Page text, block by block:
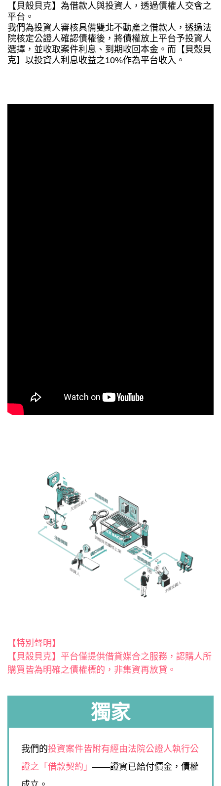
【貝殼貝克】為借款人與投資人，透過債權人交會之
平台。
我們為投資人審核具備雙北不動產之借款人，透過法
院核定公證人確認債權後，將債權放上平台予投資人
選擇，並收取案件利息、到期收回本金。而【貝殼貝
克】以投資人利息收益之10%作為平台收入。
【特別聲明】
【貝殼貝克】平台僅提供借貸媒合之服務，認購人所
購買皆為明確之債權標的，非集資再放貸。
獨家
我們的投資案件皆附有經由法院公證人執行公
證之「借款契約」 ——證實已給付價金，債權